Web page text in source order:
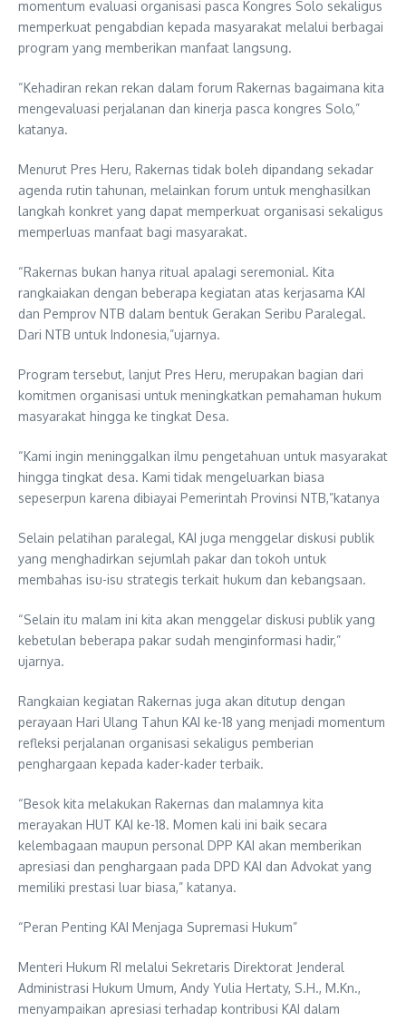
momentum evaluasi organisasi pasca Kongres Solo sekaligus
memperkuat pengabdian kepada masyarakat melalui berbagai
program yang memberikan manfaat langsung.
“Kehadiran rekan rekan dalam forum Rakernas bagaimana kita
mengevaluasi perjalanan dan kinerja pasca kongres Solo,”
katanya.
Menurut Pres Heru, Rakernas tidak boleh dipandang sekadar
agenda rutin tahunan, melainkan forum untuk menghasilkan
langkah konkret yang dapat memperkuat organisasi sekaligus
memperluas manfaat bagi masyarakat.
“Rakernas bukan hanya ritual apalagi seremonial. Kita
rangkaiakan dengan beberapa kegiatan atas kerjasama KAI
dan Pemprov NTB dalam bentuk Gerakan Seribu Paralegal.
Dari NTB untuk Indonesia,”ujarnya.
Program tersebut, lanjut Pres Heru, merupakan bagian dari
komitmen organisasi untuk meningkatkan pemahaman hukum
masyarakat hingga ke tingkat Desa.
“Kami ingin meninggalkan ilmu pengetahuan untuk masyarakat
hingga tingkat desa. Kami tidak mengeluarkan biasa
sepeserpun karena dibiayai Pemerintah Provinsi NTB,”katanya
Selain pelatihan paralegal, KAI juga menggelar diskusi publik
yang menghadirkan sejumlah pakar dan tokoh untuk
membahas isu-isu strategis terkait hukum dan kebangsaan.
“Selain itu malam ini kita akan menggelar diskusi publik yang
kebetulan beberapa pakar sudah menginformasi hadir,”
ujarnya.
Rangkaian kegiatan Rakernas juga akan ditutup dengan
perayaan Hari Ulang Tahun KAI ke-18 yang menjadi momentum
refleksi perjalanan organisasi sekaligus pemberian
penghargaan kepada kader-kader terbaik.
“Besok kita melakukan Rakernas dan malamnya kita
merayakan HUT KAI ke-18. Momen kali ini baik secara
kelembagaan maupun personal DPP KAI akan memberikan
apresiasi dan penghargaan pada DPD KAI dan Advokat yang
memiliki prestasi luar biasa,” katanya.
“Peran Penting KAI Menjaga Supremasi Hukum”
Menteri Hukum RI melalui Sekretaris Direktorat Jenderal
Administrasi Hukum Umum, Andy Yulia Hertaty, S.H., M.Kn.,
menyampaikan apresiasi terhadap kontribusi KAI dalam